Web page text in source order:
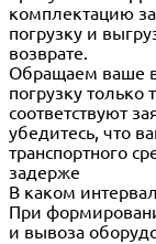
комплектацию
погрузку и
возврате.
Обращаем ваше
погрузку
соответствуют
убедитесь, что
транспортного
задерже
В каком
При
и вывоза